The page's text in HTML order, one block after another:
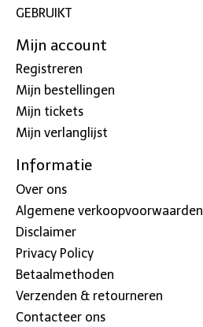
GEBRUIKT
Mijn account
Registreren
Mijn bestellingen
Mijn tickets
Mijn verlanglijst
Informatie
Over ons
Algemene verkoopvoorwaarden
Disclaimer
Privacy Policy
Betaalmethoden
Verzenden & retourneren
Contacteer ons